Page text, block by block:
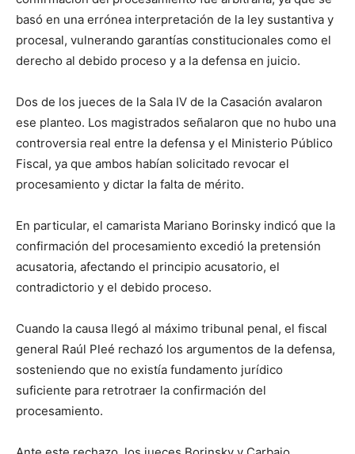
basó en una errónea interpretación de la ley sustantiva y
procesal, vulnerando garantías constitucionales como el
derecho al debido proceso y a la defensa en juicio.
Dos de los jueces de la Sala IV de la Casación avalaron
ese planteo. Los magistrados señalaron que no hubo una
controversia real entre la defensa y el Ministerio Público
Fiscal, ya que ambos habían solicitado revocar el
procesamiento y dictar la falta de mérito.
En particular, el camarista Mariano Borinsky indicó que la
confirmación del procesamiento excedió la pretensión
acusatoria, afectando el principio acusatorio, el
contradictorio y el debido proceso.
Cuando la causa llegó al máximo tribunal penal, el fiscal
general Raúl Pleé rechazó los argumentos de la defensa,
sosteniendo que no existía fundamento jurídico
suficiente para retrotraer la confirmación del
procesamiento.